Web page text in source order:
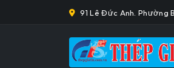
91 Lê Đức Anh. Phường